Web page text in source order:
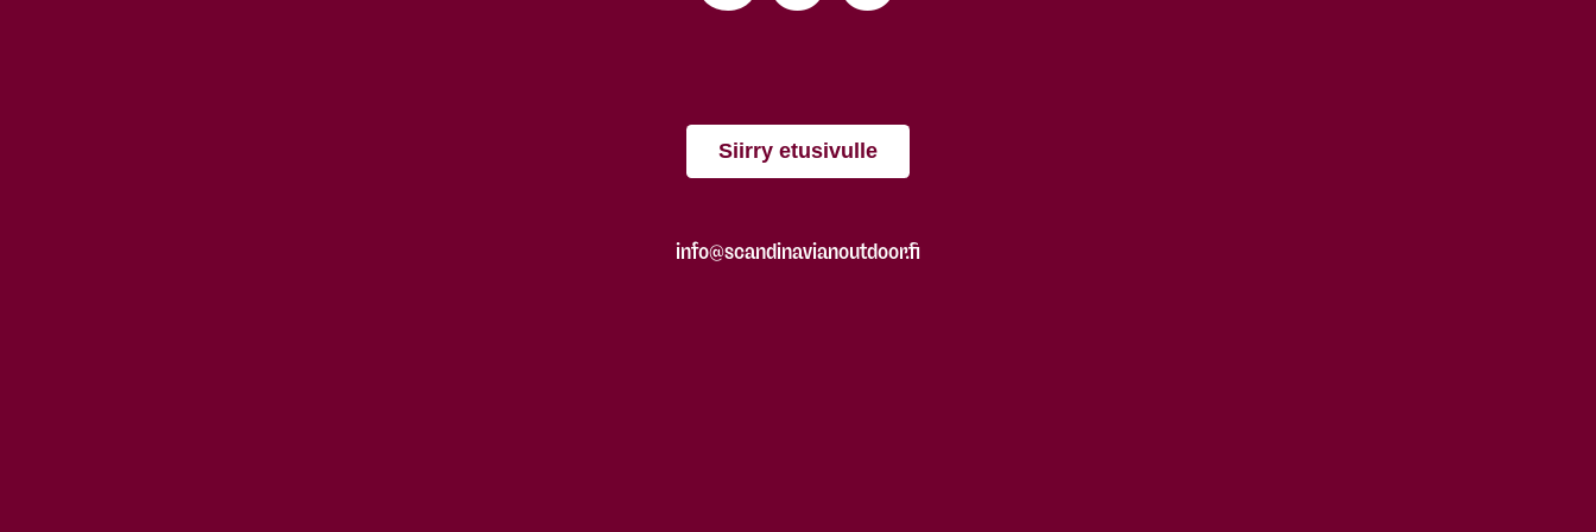
Siirry etusivulle
info@scandinavianoutdoor.fi